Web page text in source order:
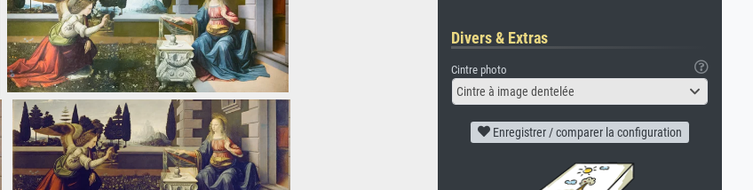
Divers & Extras
Cintre photo
Cintre à image dentelée
Enregistrer / comparer la configuration